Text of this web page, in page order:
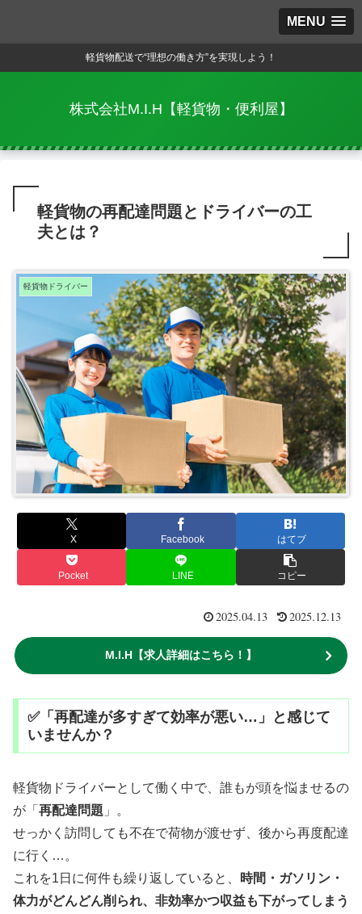
MENU
軽貨物配送で“理想の働き方”を実現しよう！
株式会社M.I.H【軽貨物・便利屋】
軽貨物の再配達問題とドライバーの工
夫とは？
軽貨物ドライバー
X Facebook はてブ
Pocket LINE コピー
2025.04.13 2025.12.13
M.I.H【求人詳細はこちら！】
✅「再配達が多すぎて効率が悪い…」と感じて
いませんか？
軽貨物ドライバーとして働く中で、誰もが頭を悩ませるの
が「 再配達問題 」。
せっかく訪問しても不在で荷物が渡せず、後から再度配達
に行く…。
これを1日に何件も繰り返していると、
時間・ガソリン・
体力がどんどん削られ、非効率かつ収益も下がってしまう